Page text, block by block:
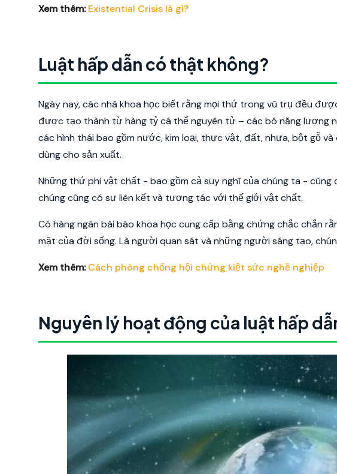
Xem thêm: Existential Crisis là gì?
Luật hấp dẫn có thật không?
Ngày nay, các nhà khoa học biết rằng mọi thứ trong vũ trụ đều
được tạo thành từ hàng tỷ cá thể nguyên tử – các bó năng lượng
các hình thái bao gồm nước, kim loại, thực vật, đất, nhựa, bột gỗ
dùng cho sản xuất.
Những thứ phi vật chất - bao gồm cả suy nghĩ của chúng ta -
chúng cũng có sự liên kết và tương tác với thế giới vật chất.
Có hàng ngàn bài báo khoa học cung cấp bằng chứng chắc chắn
mặt của đời sống. Là người quan sát và những người sáng tạo,
Xem thêm: Cách phòng chống hội chứng kiệt sức nghề nghiệp
Nguyên lý hoạt động của luật hấp